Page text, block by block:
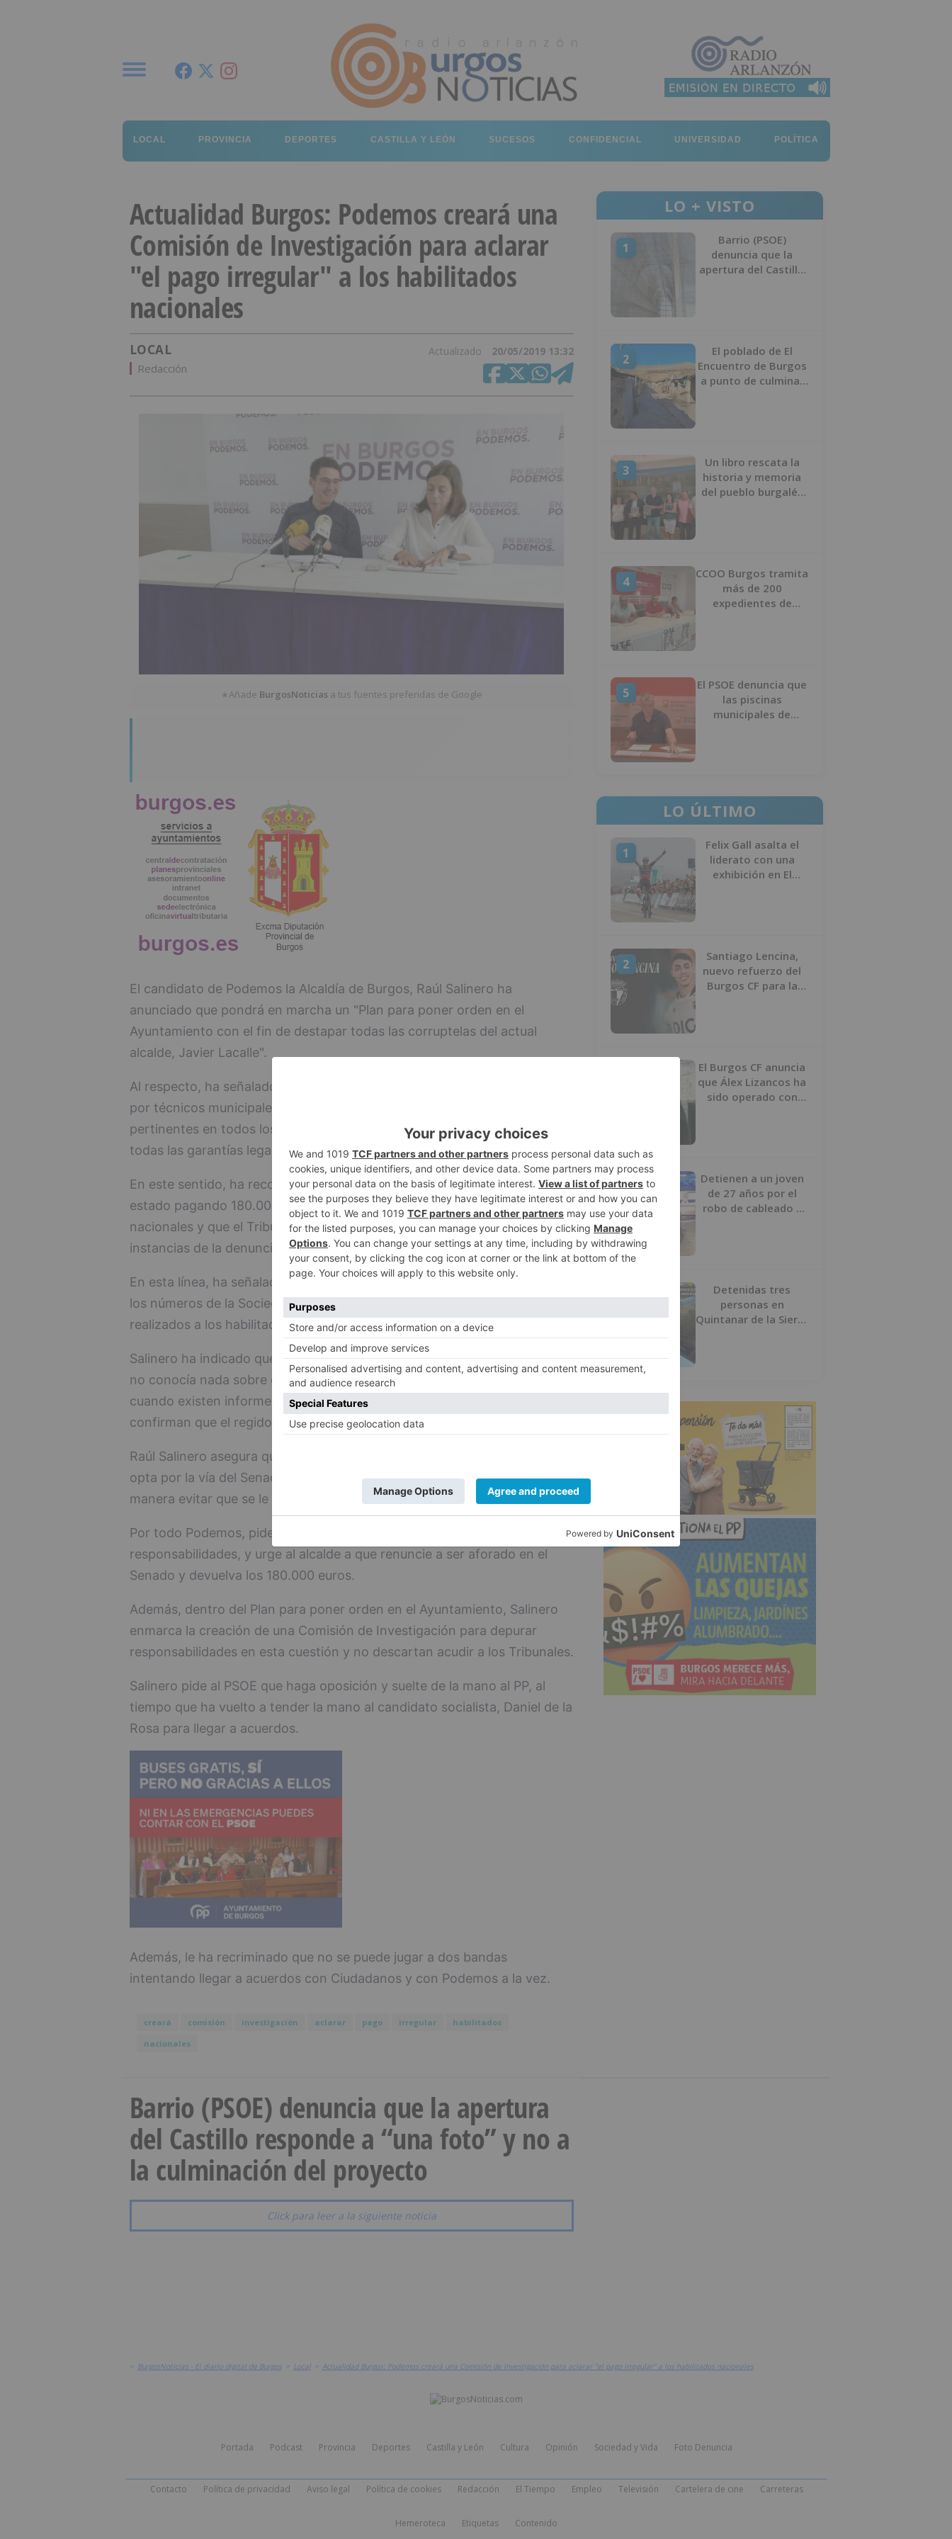
LOCAL PROVINCIA DEPORTES CASTILLA Y LEÓN SUCESOS CONFIDENCIAL UNIVERSIDAD POLÍTICA
Actualidad Burgos: Podemos creará una
Comisión de Investigación para aclarar
"el pago irregular" a los habilitados
nacionales
LOCAL Actualizado 20/05/2019 13:32
Redacción
★Añade BurgosNoticias a tus fuentes preferidas de Google
El candidato de Podemos la Alcaldía de Burgos, Raúl Salinero ha
anunciado que pondrá en marcha un "Plan para poner orden en el
Ayuntamiento con el fin de destapar todas las corruptelas del actual
alcalde, Javier Lacalle".
Al respecto, ha señalado que creará un Cuerpo independiente formado
por técnicos municipales que se encargarán de realizar las auditorías
pertinentes en todos los contratos para comprobar que se realizan con
todas las garantías legales.
En este sentido, ha recordado que desde el año 2010 el PP de Lacalle ha
estado pagando 180.000 euros de forma irregular a los habilitados
nacionales y que el Tribunal de Cuentas ha decidido investigarlo a
instancias de la denuncia efectuada por Podemos.
En esta línea, ha señalado que en el 2012, el Consejo de Cuentas investigó
los números de la Sociedad de Promoción y constató que los pagos
realizados a los habilitados nacionales eran irregulares.
Salinero ha indicado que el Alcalde mintió en el Pleno cuando afirmó que
no conocía nada sobre este asunto ni la denuncia de Podemos, todo ello,
cuando existen informes de la gerente de la Sociedad de Promoción que
confirman que el regidor local sí estaba al tanto de esta situación.
Raúl Salinero asegura que el alcalde una vez que conoce está denuncia,
opta por la vía del Senado con el fin de conseguir ser aforado, y de esta
manera evitar que se le pueda investigar por este pago irregular.
Por todo Podemos, pide a los grupos de la oposición que exijan
responsabilidades, y urge al alcalde a que renuncie a ser aforado en el
Senado y devuelva los 180.000 euros.
Además, dentro del Plan para poner orden en el Ayuntamiento, Salinero
enmarca la creación de una Comisión de Investigación para depurar
responsabilidades en esta cuestión y no descartan acudir a los Tribunales.
Salinero pide al PSOE que haga oposición y suelte de la mano al PP, al
tiempo que ha vuelto a tender la mano al candidato socialista, Daniel de la
Rosa para llegar a acuerdos.
Además, le ha recriminado que no se puede jugar a dos bandas
intentando llegar a acuerdos con Ciudadanos y con Podemos a la vez.
creará comisión investigación aclarar pago irregular
habilitados
nacionales
LO + VISTO
1
Barrio (PSOE)
denuncia que la
apertura del Castillo
2
El poblado de El
Encuentro de Burgos
a punto de culminar
3
Un libro rescata la
historia y memoria
del pueblo burgalés
4
CCOO Burgos tramita
más de 200
expedientes de
5
El PSOE denuncia que
las piscinas
municipales de
LO ÚLTIMO
1
Felix Gall asalta el
liderato con una
exhibición en El
2
Santiago Lencina,
nuevo refuerzo del
Burgos CF para la
El Burgos CF anuncia
que Álex Lizancos ha
sido operado con
4
Detienen a un joven
de 27 años por el
robo de cableado y
5
Detenidas tres
personas en
Quintanar de la Sierra
Barrio (PSOE) denuncia que la apertura
del Castillo responde a “una foto” y no a
la culminación del proyecto
Click para leer a la siguiente noticia
> BurgosNoticias - El diario digital de Burgos > Local > Actualidad Burgos: Podemos creará una Comisión de Investigación para aclarar "el pago irregular" a los habilitados nacionales
Portada Podcast Provincia Deportes Castilla y León Cultura Opinión Sociedad y Vida Foto Denuncia
Contacto Política de privacidad Aviso legal Política de cookies Redacción El Tiempo Empleo Televisión Cartelera de cine Carreteras
Hemeroteca Etiquetas Contenido